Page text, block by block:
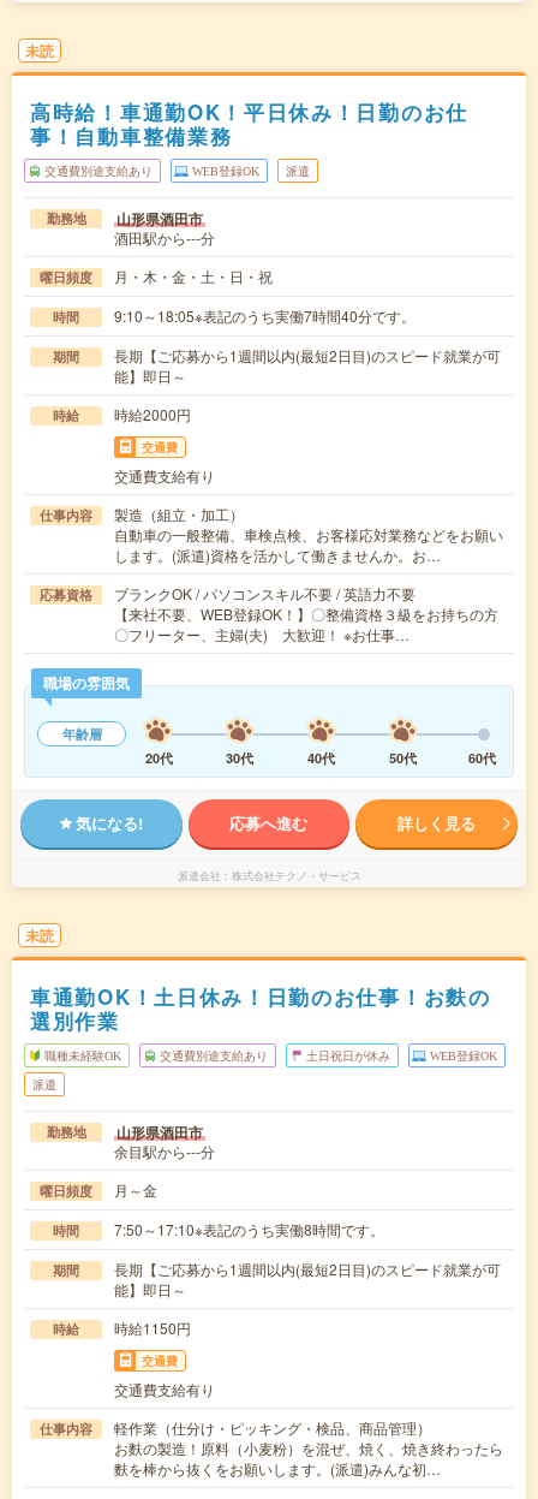
未読
高時給！車通勤OK！平日休み！日勤のお仕
事！自動車整備業務
交通費別途支給あり WEB登録OK 派遣
勤務地 山形県酒田市
酒田駅から---分
曜日頻度 月・木・金・土・日・祝
時間 9:10～18:05※表記のうち実働7時間40分です。
期間
長期【ご応募から1週間以内(最短2日目)のスピード就業が可
能】即日～
時給 時給2000円
交通費
交通費支給有り
仕事内容
製造（組立・加工）
自動車の一般整備、車検点検、お客様応対業務などをお願い
します。(派遣)資格を活かして働きませんか。お…
応募資格
ブランクOK / パソコンスキル不要 / 英語力不要
【来社不要、WEB登録OK！】〇整備資格３級をお持ちの方
〇フリーター、主婦(夫) 大歓迎！ ※お仕事…
職場の雰囲気
年齢層
20代
30代 40代 50代 60代
気になる! 応募へ進む 詳しく見る
派遣会社 株式会社テクノ・サービス
未読
車通勤OK！土日休み！日勤のお仕事！お麩の
選別作業
職種未経験OK 交通費別途支給あり 土日祝日が休み WEB登録OK
派遣
勤務地 山形県酒田市
余目駅から---分
曜日頻度 月～金
時間 7:50～17:10※表記のうち実働8時間です。
期間
長期【ご応募から1週間以内(最短2日目)のスピード就業が可
能】即日～
時給 時給1150円
交通費
交通費支給有り
仕事内容
軽作業（仕分け・ピッキング・検品、商品管理）
お麩の製造！原料（小麦粉）を混ぜ、焼く、焼き終わったら
麩を棒から抜くをお願いします。(派遣)みんな初…